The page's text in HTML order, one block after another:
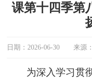
课第十四季第
日期：2026-06-30 来源
为深入学习贯彻